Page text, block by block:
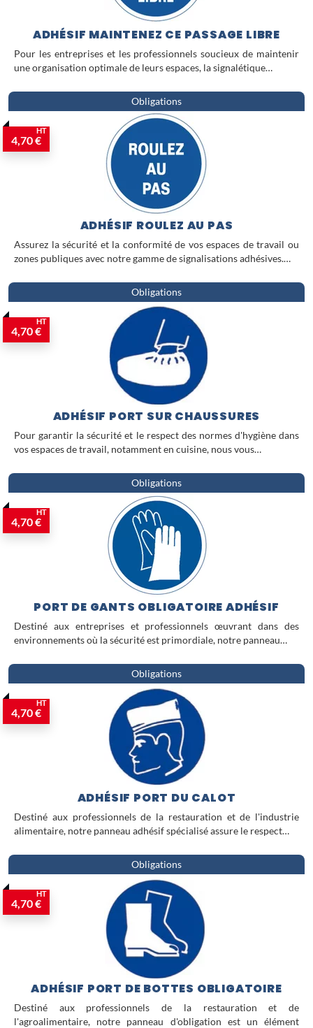
les environnements intérieurs comme
extérieurs, garantissant une durabilité
optimale et une lisibilité immédiate
pour une mise en conformité sans
compromis.
ADHÉSIF MAINTENEZ CE PASSAGE LIBRE
Pour les entreprises et les professionnels soucieux de maintenir
une organisation optimale de leurs espaces, la signalétique…
Obligations
4,70 €
HT
ADHÉSIF ROULEZ AU PAS
Assurez la sécurité et la conformité de vos espaces de travail ou
zones publiques avec notre gamme de signalisations adhésives.…
Obligations
4,70 €
HT
ADHÉSIF PORT SUR CHAUSSURES
Pour garantir la sécurité et le respect des normes d'hygiène dans
vos espaces de travail, notamment en cuisine, nous vous…
Obligations
4,70 €
HT
PORT DE GANTS OBLIGATOIRE ADHÉSIF
Destiné aux entreprises et professionnels œuvrant dans des
environnements où la sécurité est primordiale, notre panneau…
Obligations
4,70 €
HT
ADHÉSIF PORT DU CALOT
Destiné aux professionnels de la restauration et de l'industrie
alimentaire, notre panneau adhésif spécialisé assure le respect…
Obligations
4,70 €
HT
ADHÉSIF PORT DE BOTTES OBLIGATOIRE
Destiné aux professionnels de la restauration et de
l'agroalimentaire, notre panneau d'obligation est un élément